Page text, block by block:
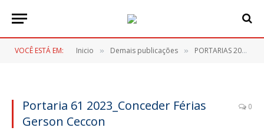
VOCÊ ESTÁ EM: Inicio » Demais publicações » PORTARIAS 2023
Portaria 61 2023_Conceder Férias
Gerson Ceccon
0